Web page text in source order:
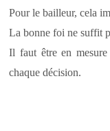
Pour le bailleur, cela
La bonne foi ne suffit
Il faut être en
chaque décision.